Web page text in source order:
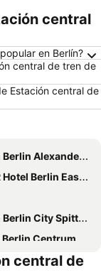
central
en Berlín?
central de tren de
Estación central de
Alexanderplatz hotel
Berlin East Side Gallery
City Spittelmarkt hotel
Berlin Centrum
central de